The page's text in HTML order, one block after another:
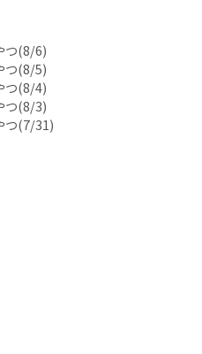
つ(8/6)
つ(8/5)
つ(8/4)
つ(8/3)
つ(7/31)